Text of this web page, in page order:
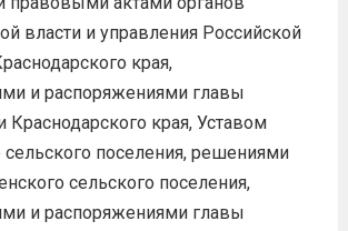
власти и управления Российской
края,
и распоряжениями главы
Краснодарского края, Уставом
поселения, решениями
сельского поселения,
и распоряжениями главы